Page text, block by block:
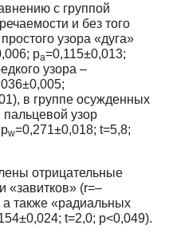
с группой
и без того
узора «дуга»
рa=0,115±0,013;
узора –
в группе осужденных
узор
w=0,271±0,018; t=5,8;
отрицательные
«завитков» (r=–
также «радиальных
t=2,0; p<0,049).